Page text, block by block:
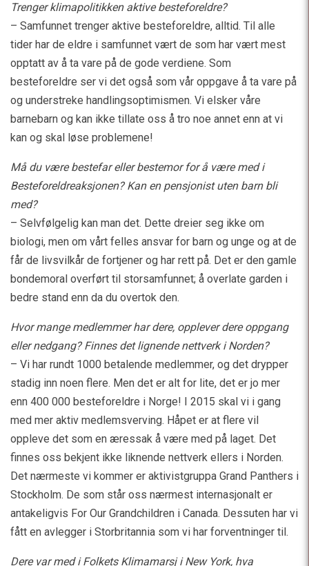
Trenger klimapolitikken aktive besteforeldre?
– Samfunnet trenger aktive besteforeldre, alltid. Til alle
tider har de eldre i samfunnet vært de som har vært mest
opptatt av å ta vare på de gode verdiene. Som
besteforeldre ser vi det også som vår oppgave å ta vare på
og understreke handlingsoptimismen. Vi elsker våre
barnebarn og kan ikke tillate oss å tro noe annet enn at vi
kan og skal løse problemene!
Må du være bestefar eller bestemor for å være med i
Besteforeldreaksjonen? Kan en pensjonist uten barn bli
med?
– Selvfølgelig kan man det. Dette dreier seg ikke om
biologi, men om vårt felles ansvar for barn og unge og at de
får de livsvilkår de fortjener og har rett på. Det er den gamle
bondemoral overført til storsamfunnet; å overlate garden i
bedre stand enn da du overtok den.
Hvor mange medlemmer har dere, opplever dere oppgang
eller nedgang? Finnes det lignende nettverk i Norden?
– Vi har rundt 1000 betalende medlemmer, og det drypper
stadig inn noen flere. Men det er alt for lite, det er jo mer
enn 400 000 besteforeldre i Norge! I 2015 skal vi i gang
med mer aktiv medlemsverving. Håpet er at flere vil
oppleve det som en æressak å være med på laget. Det
finnes oss bekjent ikke liknende nettverk ellers i Norden.
Det nærmeste vi kommer er aktivistgruppa Grand Panthers i
Stockholm. De som står oss nærmest internasjonalt er
antakeligvis For Our Grandchildren i Canada. Dessuten har vi
fått en avlegger i Storbritannia som vi har forventninger til.
Dere var med i Folkets Klimamarsj i New York, hva